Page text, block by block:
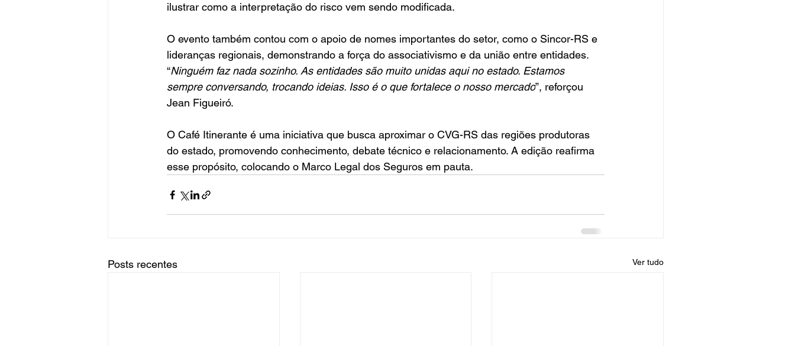
ilustrar como a interpretação do risco vem sendo modificada.
O evento também contou com o apoio de nomes importantes do setor, como o Sincor-RS e
lideranças regionais, demonstrando a força do associativismo e da união entre entidades.
“Ninguém faz nada sozinho. As entidades são muito unidas aqui no estado. Estamos
sempre conversando, trocando ideias. Isso é o que fortalece o nosso mercado”, reforçou
Jean Figueiró.
O Café Itinerante é uma iniciativa que busca aproximar o CVG-RS das regiões produtoras
do estado, promovendo conhecimento, debate técnico e relacionamento. A edição reafirma
esse propósito, colocando o Marco Legal dos Seguros em pauta.
Posts recentes Ver tudo